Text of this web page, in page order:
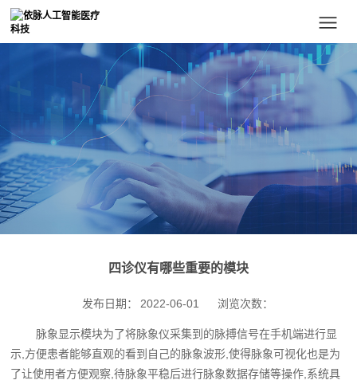
四诊仪有哪些重要的模块
发布日期： 2022-06-01 浏览次数：
脉象显示模块为了将脉象仪采集到的脉搏信号在手机端进行显
示,方便患者能够直观的看到自己的脉象波形,使得脉象可视化也是为
了让使用者方便观察,待脉象平稳后进行脉象数据存储等操作,系统具